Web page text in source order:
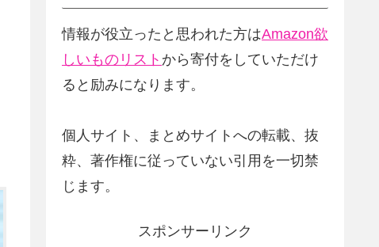
情報が役立ったと思われた方はAmazon欲
しいものリスト から寄付をしていただけ
ると励みになります。
個人サイト、まとめサイトへの転載、抜
粋、著作権に従っていない引用を一切禁
じます。
スポンサーリンク